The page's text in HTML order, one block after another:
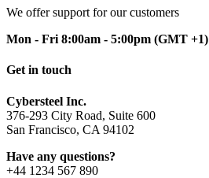
We offer support for our customers
Mon - Fri 8:00am - 5:00pm (GMT +1)
Get in touch
Cybersteel Inc.
376-293 City Road, Suite 600
San Francisco, CA 94102
Have any questions?
+44 1234 567 890